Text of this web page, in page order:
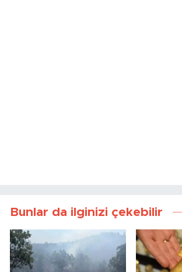
Bunlar da ilginizi çekebilir